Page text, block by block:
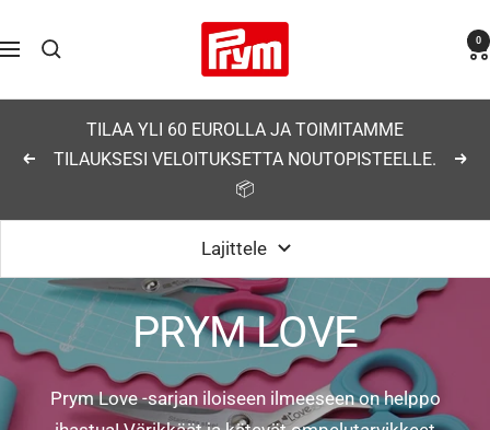
sisältöön
Navigaatio
Prym 0
Edellinen
TILAA YLI 60 EUROLLA JA TOIMITAMME
TILAUKSESI VELOITUKSETTA NOUTOPISTEELLE.
📦
Lajittele
PRYM LOVE
Prym Love -sarjan iloiseen ilmeeseen on helppo